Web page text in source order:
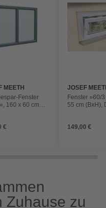
MEETH
UNDFenster
160 x 60 cm
€
JOSEF
FENSTER
TÜREN
Fenster »60/
55 cm (BxH),
149,00 €
Zuhause zu